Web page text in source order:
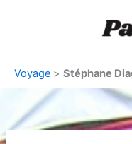
Voyage > Stéphane